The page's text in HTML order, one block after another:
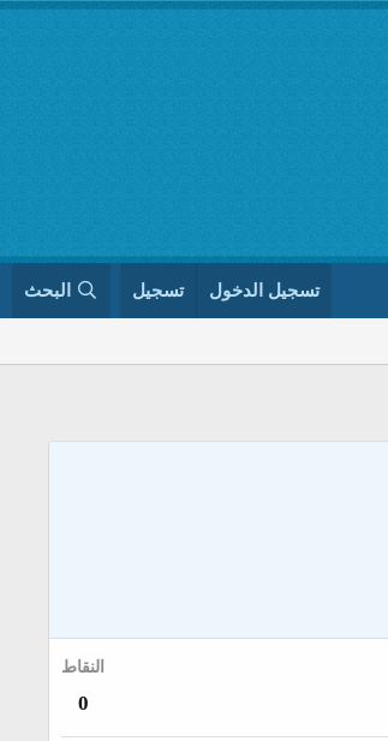
تسجيل الدخول تسجيل البحث
النقاط
0